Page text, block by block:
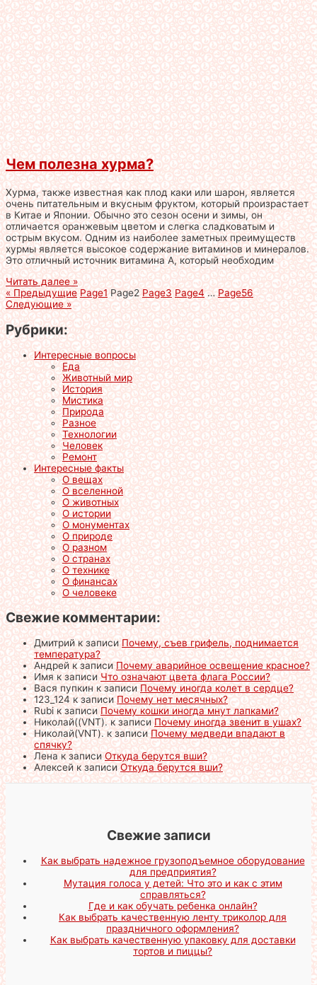
Чем полезна хурма?
Хурма, также известная как плод каки или шарон, является
очень питательным и вкусным фруктом, который произрастает
в Китае и Японии. Обычно это сезон осени и зимы, он
отличается оранжевым цветом и слегка сладковатым и
острым вкусом. Одним из наиболее заметных преимуществ
хурмы является высокое содержание витаминов и минералов.
Это отличный источник витамина А, который необходим
Читать далее »
« Предыдущие Page1 Page2 Page3 Page4 … Page56
Следующие »
Рубрики:
Интересные вопросы
Еда
Животный мир
История
Мистика
Природа
Разное
Технологии
Человек
Ремонт
Интересные факты
О вещах
О вселенной
О животных
О истории
О монументах
О природе
О разном
О странах
О технике
О финансах
О человеке
Свежие комментарии:
Дмитрийк записиПочему, съев грифель, поднимается
температура?
Андрейк записиПочему аварийное освещение красное?
Имяк записиЧто означают цвета флага России?
Вася пупкинк записиПочему иногда колет в сердце?
123_124к записиПочему нет месячных?
Rubiк записиПочему кошки иногда мнут лапками?
Николай((VNT).к записиПочему иногда звенит в ушах?
Николай(VNT).к записиПочему медведи впадают в
спячку?
Ленак записиОткуда берутся вши?
Алексейк записиОткуда берутся вши?
Свежие записи
Как выбрать надежное грузоподъемное оборудование
для предприятия?
Мутация голоса у детей: Что это и как с этим
справляться?
Где и как обучать ребенка онлайн?
Как выбрать качественную ленту триколор для
праздничного оформления?
Как выбрать качественную упаковку для доставки
тортов и пиццы?